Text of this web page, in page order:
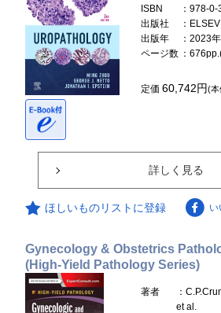
ISBN
：978-
出版社
：
出版年
：2023年
ページ数 ：
定価60,742円(本
詳しく見る
ほしいものリストに登録 い
Gynecology & Obstetrics
(High-Yield Pathology Series)
著者
：
et al.